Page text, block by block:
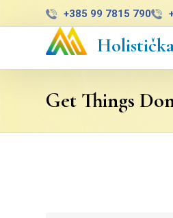
+385 99 7815 790
Get Things